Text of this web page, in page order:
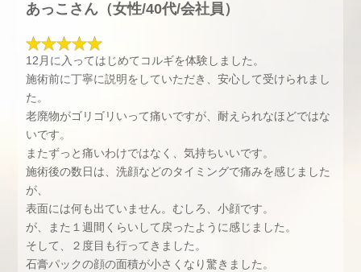
あっこさん（女性/40代/会社員）
12月に入ってはじめてコルギを体験しました。
施術前に丁寧に説明をしていただき、安心して受けられまし
た。
老廃物がゴリゴリいって痛いですが、耐えられなほどではな
いです。
またずっと痛いわけではなく、気持ちいいです。
施術後の数日は、洗顔などのタイミングで痛みを感じました
が、
表面には何も出ていません。むしろ、小顔です。
が、また１週間くらいして戻ったように感じました。
そして、２度目も行ってきました。
石膏パックの顔の面積が小さくなり驚きました。